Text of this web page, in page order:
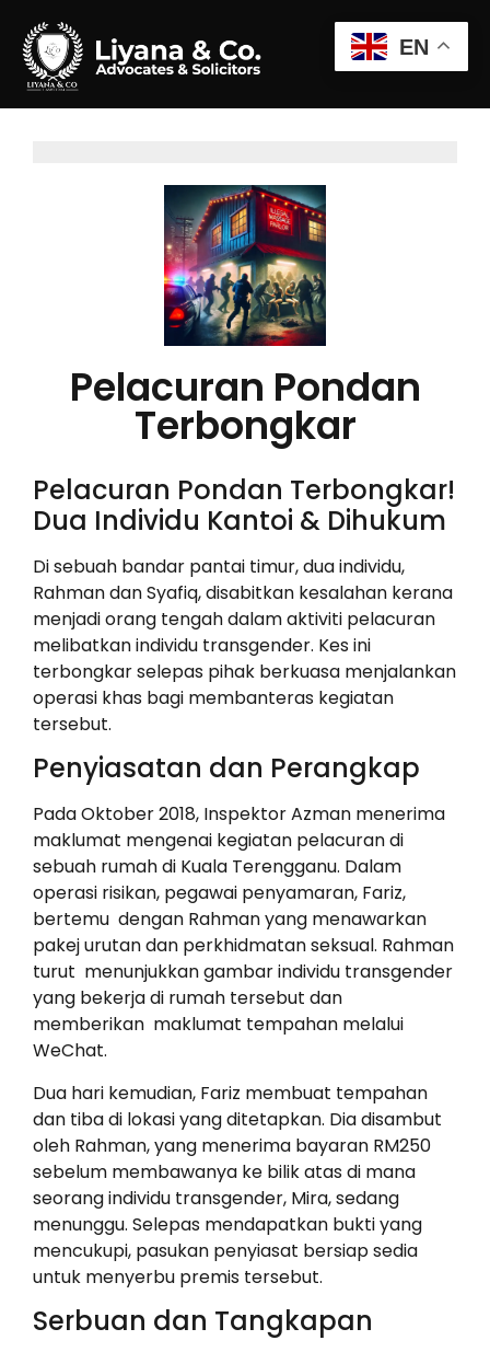
Pelacuran Pondan
Terbongkar
Pelacuran Pondan Terbongkar!
Dua Individu Kantoi & Dihukum
Di sebuah bandar pantai timur, dua individu,
Rahman dan Syafiq, disabitkan kesalahan kerana
menjadi orang tengah dalam aktiviti pelacuran
melibatkan individu transgender. Kes ini
terbongkar selepas pihak berkuasa menjalankan
operasi khas bagi membanteras kegiatan
tersebut.
Penyiasatan dan Perangkap
Pada Oktober 2018, Inspektor Azman menerima
maklumat mengenai kegiatan pelacuran di
sebuah rumah di Kuala Terengganu. Dalam
operasi risikan, pegawai penyamaran, Fariz,
bertemu dengan Rahman yang menawarkan
pakej urutan dan perkhidmatan seksual. Rahman
turut menunjukkan gambar individu transgender
yang bekerja di rumah tersebut dan
memberikan maklumat tempahan melalui
WeChat.
Dua hari kemudian, Fariz membuat tempahan
dan tiba di lokasi yang ditetapkan. Dia disambut
oleh Rahman, yang menerima bayaran RM250
sebelum membawanya ke bilik atas di mana
seorang individu transgender, Mira, sedang
menunggu. Selepas mendapatkan bukti yang
mencukupi, pasukan penyiasat bersiap sedia
untuk menyerbu premis tersebut.
Serbuan dan Tangkapan
EN